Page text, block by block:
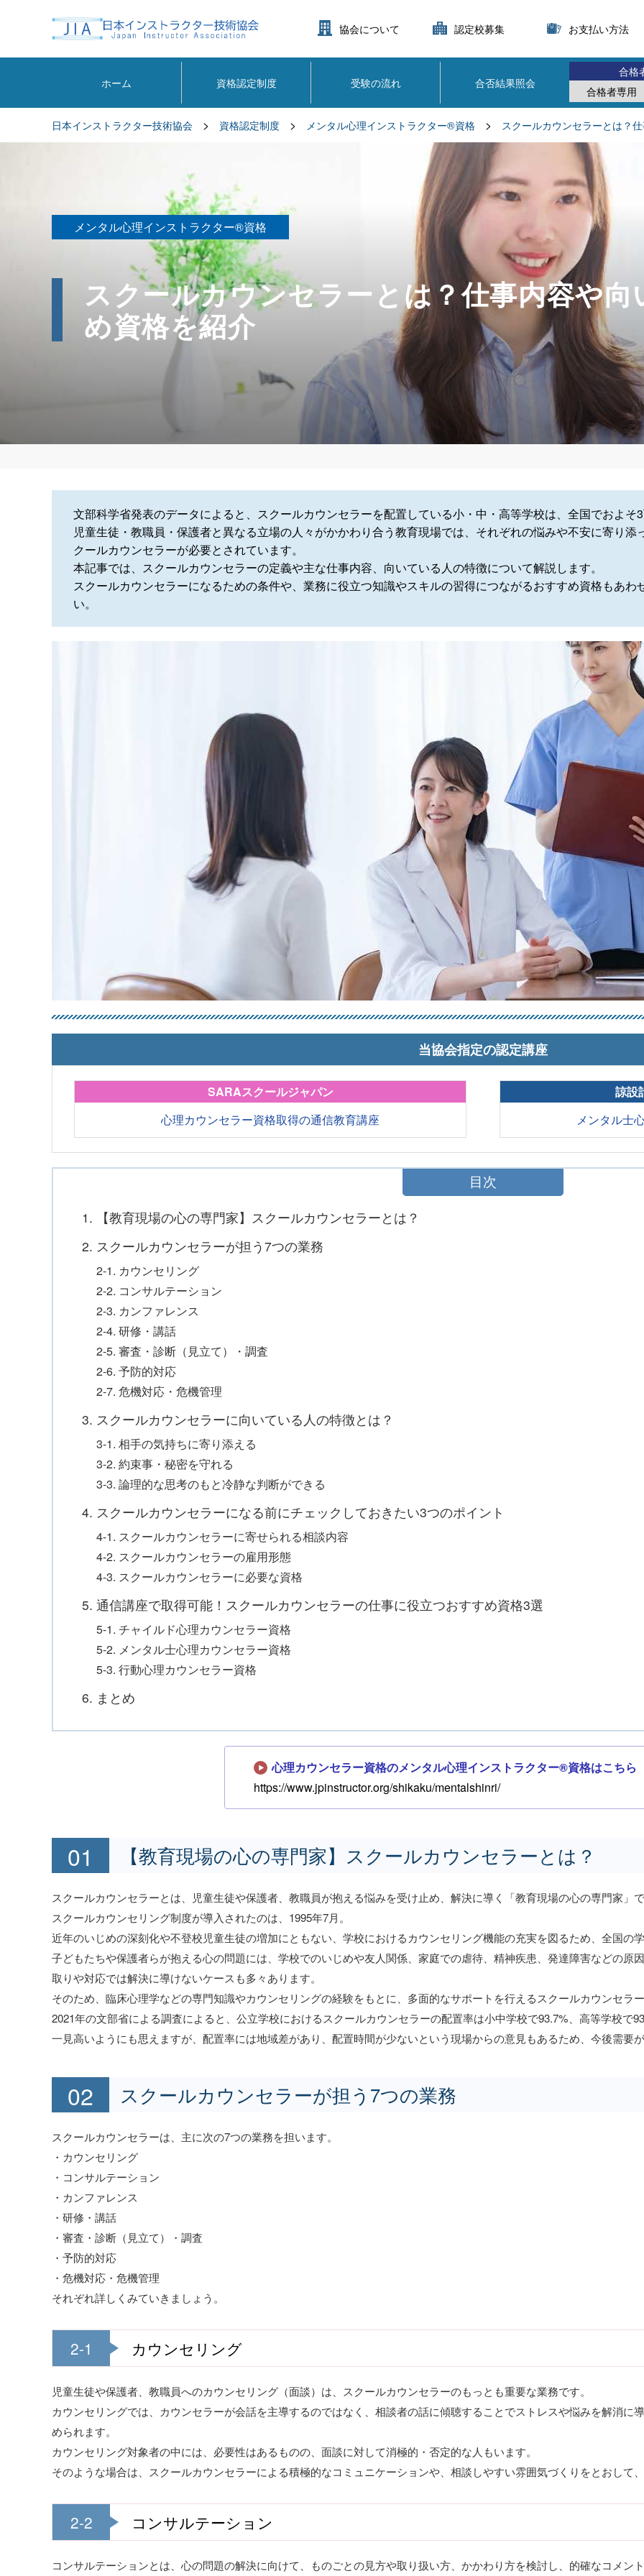
協会について 認定校募集 お支払い方法
ホーム 資格認定制度 受験の流れ 合否結果照会
合格
合格者専用
日本インストラクター技術協会 > 資格認定制度 > メンタル心理インストラクター®資格 > スクールカウンセラーとは？
メンタル心理インストラクター®資格
スクールカウンセラーとは？仕事内容や
め資格を紹介
文部科学省発表のデータによると、スクールカウンセラーを配置している小・中・高等学校は、全国でおよそ
児童生徒・教職員・保護者と異なる立場の人々がかかわり合う教育現場では、それぞれの悩みや不安に寄り
クールカウンセラーが必要とされています。
本記事では、スクールカウンセラーの定義や主な仕事内容、向いている人の特徴について解説します。
スクールカウンセラーになるための条件や、業務に役立つ知識やスキルの習得につながるおすすめ資格もあ
い。
当協会指定の認定講座
SARAスクールジャパン
心理カウンセラー資格取得の通信教育講座
諒設
メンタル士
目次
1. 【教育現場の心の専門家】スクールカウンセラーとは？
2. スクールカウンセラーが担う7つの業務
2-1. カウンセリング
2-2. コンサルテーション
2-3. カンファレンス
2-4. 研修・講話
2-5. 審査・診断（見立て）・調査
2-6. 予防的対応
2-7. 危機対応・危機管理
3. スクールカウンセラーに向いている人の特徴とは？
3-1. 相手の気持ちに寄り添える
3-2. 約束事・秘密を守れる
3-3. 論理的な思考のもと冷静な判断ができる
4. スクールカウンセラーになる前にチェックしておきたい3つのポイント
4-1. スクールカウンセラーに寄せられる相談内容
4-2. スクールカウンセラーの雇用形態
4-3. スクールカウンセラーに必要な資格
5. 通信講座で取得可能！スクールカウンセラーの仕事に役立つおすすめ資格3選
5-1. チャイルド心理カウンセラー資格
5-2. メンタル士心理カウンセラー資格
5-3. 行動心理カウンセラー資格
6. まとめ
心理カウンセラー資格のメンタル心理インストラクター®資格はこちら
https://www.jpinstructor.org/shikaku/mentalshinri/
【教育現場の心の専門家】スクールカウンセラーとは？
スクールカウンセラーとは、児童生徒や保護者、教職員が抱える悩みを受け止め、解決に導く「教育現場の心の専門家」
スクールカウンセリング制度が導入されたのは、1995年7月。
近年のいじめの深刻化や不登校児童生徒の増加にともない、学校におけるカウンセリング機能の充実を図るため、全国の
子どもたちや保護者らが抱える心の問題には、学校でのいじめや友人関係、家庭での虐待、精神疾患、発達障害などの原
取りや対応では解決に導けないケースも多々あります。
そのため、臨床心理学などの専門知識やカウンセリングの経験をもとに、多面的なサポートを行えるスクールカウンセラ
2021年の文部省による調査によると、公立学校におけるスクールカウンセラーの配置率は小中学校で93.7%、高等学校で
一見高いようにも思えますが、配置率には地域差があり、配置時間が少ないという現場からの意見もあるため、今後需要
スクールカウンセラーが担う7つの業務
スクールカウンセラーは、主に次の7つの業務を担います。
・カウンセリング
・コンサルテーション
・カンファレンス
・研修・講話
・審査・診断（見立て）・調査
・予防的対応
・危機対応・危機管理
それぞれ詳しくみていきましょう。
2-1 カウンセリング
児童生徒や保護者、教職員へのカウンセリング（面談）は、スクールカウンセラーのもっとも重要な業務です。
カウンセリングでは、カウンセラーが会話を主導するのではなく、相談者の話に傾聴することでストレスや悩みを解消に
められます。
カウンセリング対象者の中には、必要性はあるものの、面談に対して消極的・否定的な人もいます。
そのような場合は、スクールカウンセラーによる積極的なコミュニケーションや、相談しやすい雰囲気づくりをとおして
2-2 コンサルテーション
コンサルテーションとは、心の問題の解決に向けて、ものごとの見方や取り扱い方、かかわり方を検討し、的確なコメン